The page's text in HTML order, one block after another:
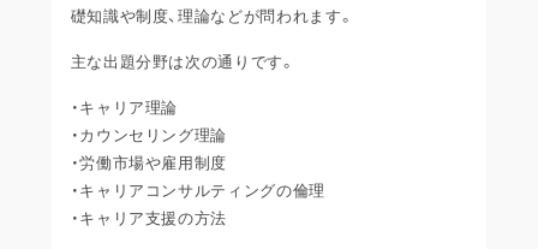
礎知識や制度、理論などが問われます。
主な出題分野は次の通りです。
・キャリア理論
・カウンセリング理論
・労働市場や雇用制度
・キャリアコンサルティングの倫理
・キャリア支援の方法